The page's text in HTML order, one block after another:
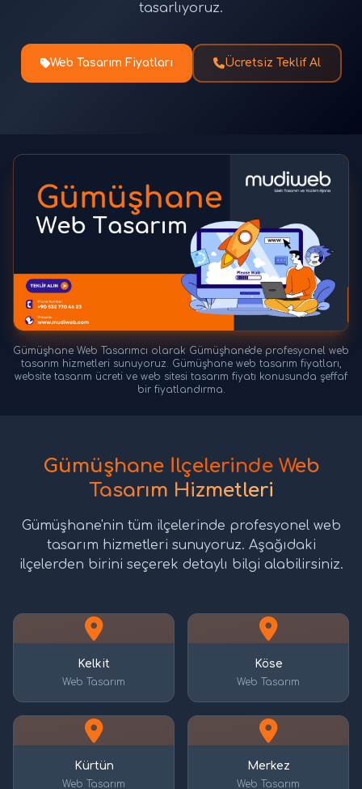
tasarlıyoruz.
Web Tasarım Fiyatları Ücretsiz Teklif Al
Gümüşhane Web Tasarımcı olarak Gümüşhane'de profesyonel web
tasarım hizmetleri sunuyoruz. Gümüşhane web tasarım fiyatları,
website tasarım ücreti ve web sitesi tasarım fiyatı konusunda şeffaf
bir fiyatlandırma.
Gümüşhane İlçelerinde Web
Tasarım Hizmetleri
Gümüşhane'nin tüm ilçelerinde profesyonel web
tasarım hizmetleri sunuyoruz. Aşağıdaki
ilçelerden birini seçerek detaylı bilgi alabilirsiniz.
Kelkit
Web Tasarım
Köse
Web Tasarım
Kürtün
Web Tasarım
Merkez
Web Tasarım